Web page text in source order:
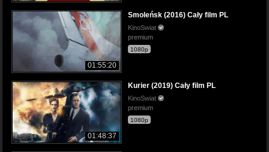
01:55:20
Smoleńsk (2016) Cały film PL
KinoSwiat
premium
1080p
01:48:37
Kurier (2019) Cały film PL
KinoSwiat
premium
1080p